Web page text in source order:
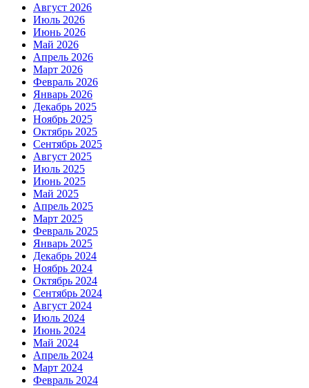
Август 2026
Июль 2026
Июнь 2026
Май 2026
Апрель 2026
Март 2026
Февраль 2026
Январь 2026
Декабрь 2025
Ноябрь 2025
Октябрь 2025
Сентябрь 2025
Август 2025
Июль 2025
Июнь 2025
Май 2025
Апрель 2025
Март 2025
Февраль 2025
Январь 2025
Декабрь 2024
Ноябрь 2024
Октябрь 2024
Сентябрь 2024
Август 2024
Июль 2024
Июнь 2024
Май 2024
Апрель 2024
Март 2024
Февраль 2024